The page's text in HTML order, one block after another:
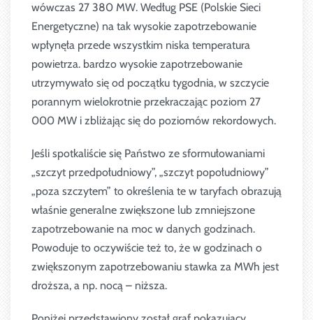
wówczas 27 380 MW. Według PSE (Polskie Sieci
Energetyczne) na tak wysokie zapotrzebowanie
wpłynęła przede wszystkim niska temperatura
powietrza. bardzo wysokie zapotrzebowanie
utrzymywało się od początku tygodnia, w szczycie
porannym wielokrotnie przekraczając poziom 27
000 MW i zbliżając się do poziomów rekordowych.
Jeśli spotkaliście się Państwo ze sformułowaniami
„szczyt przedpołudniowy”, „szczyt popołudniowy”
„poza szczytem” to określenia te w taryfach obrazują
właśnie generalne zwiększone lub zmniejszone
zapotrzebowanie na moc w danych godzinach.
Powoduje to oczywiście też to, że w godzinach o
zwiększonym zapotrzebowaniu stawka za MWh jest
droższa, a np. nocą – niższa.